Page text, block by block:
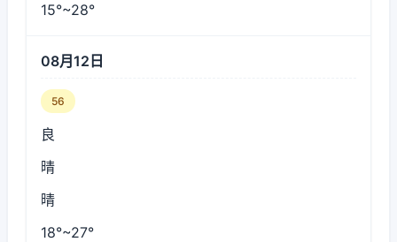
15°~28°
08月12日
56
良
晴
晴
18°~27°